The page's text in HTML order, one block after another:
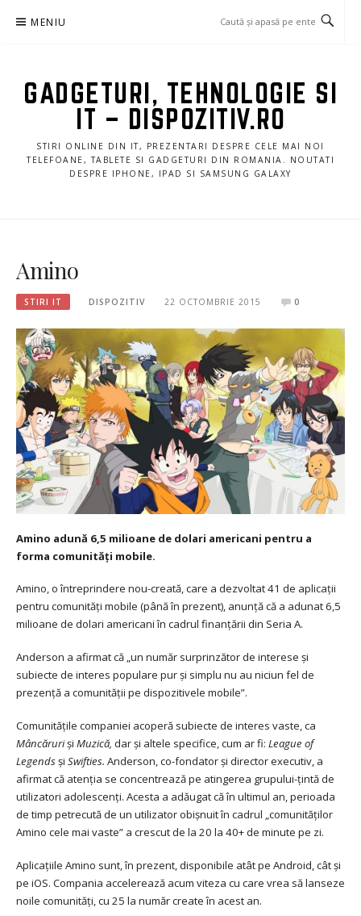
MENIU
GADGETURI, TEHNOLOGIE SI
IT – DISPOZITIV.RO
STIRI ONLINE DIN IT, PREZENTARI DESPRE CELE MAI NOI
TELEFOANE, TABLETE SI GADGETURI DIN ROMANIA. NOUTATI
DESPRE IPHONE, IPAD SI SAMSUNG GALAXY
Amino
STIRI IT DISPOZITIV 22 OCTOMBRIE 2015 0
Amino adună 6,5 milioane de dolari americani pentru a
forma comunități mobile.
Amino, o întreprindere nou-creată, care a dezvoltat 41 de aplicații
pentru comunități mobile (până în prezent), anunță că a adunat 6,5
milioane de dolari americani în cadrul finanțării din Seria A.
Anderson a afirmat că „un număr surprinzător de interese și
subiecte de interes populare pur și simplu nu au niciun fel de
prezență a comunității pe dispozitivele mobile”.
Comunitățile companiei acoperă subiecte de interes vaste, ca
Mâncăruriși Muzică, dar și altele specifice, cum ar fi: League of
Legendsși Swifties. Anderson, co-fondator și director executiv, a
afirmat că atenția se concentrează pe atingerea grupului-țintă de
utilizatori adolescenți. Acesta a adăugat că în ultimul an, perioada
de timp petrecută de un utilizator obișnuit în cadrul „comunităților
Amino cele mai vaste” a crescut de la 20 la 40+ de minute pe zi.
Aplicațiile Amino sunt, în prezent, disponibile atât pe Android, cât și
pe iOS. Compania accelerează acum viteza cu care vrea să lanseze
noile comunități, cu 25 la număr create în acest an.